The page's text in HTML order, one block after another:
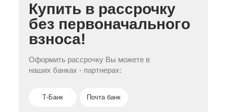
Купить в рассрочку
без первоначального
взноса!
Оформить рассрочку Вы можете в
наших банках - партнерах:
Почта банк
Т-Банк